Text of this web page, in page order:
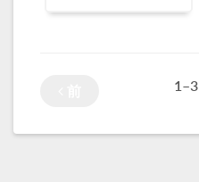
2020 北米のトップ
1–3